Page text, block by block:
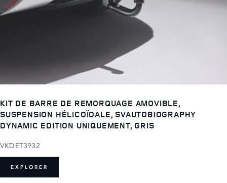
KIT DE BARRE DE REMORQUAGE AMOVIBLE,
SUSPENSION HÉLICOÏDALE, SVAUTOBIOGRAPHY
DYNAMIC EDITION UNIQUEMENT, GRIS
VKDET3932
EXPLORER